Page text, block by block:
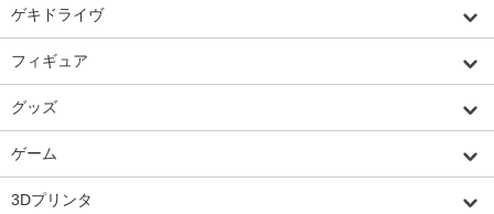
ゲキドライヴ
フィギュア
グッズ
ゲーム
3Dプリンタ